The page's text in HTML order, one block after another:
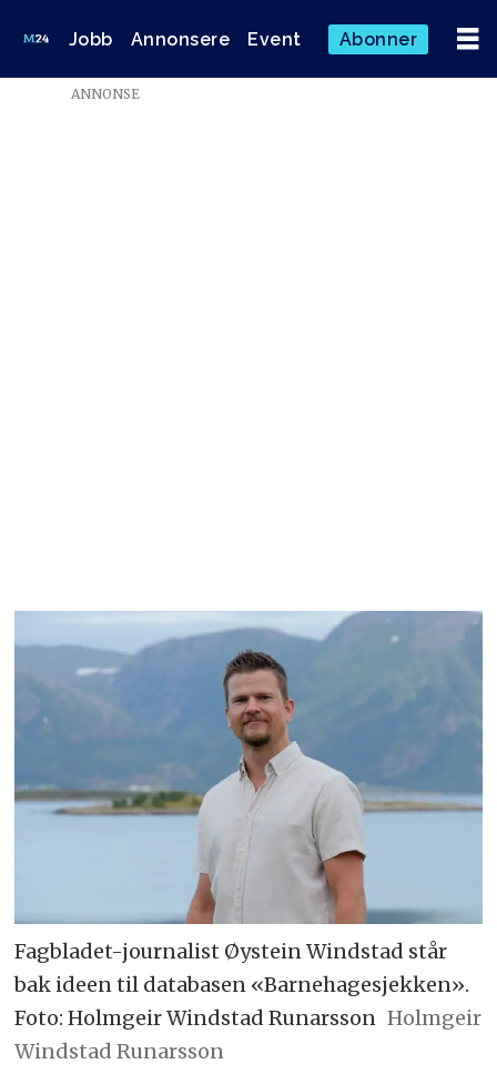
Jobb Annonsere Event Abonner
ANNONSE
Fagbladet-journalist Øystein Windstad står
bak ideen til databasen «Barnehagesjekken».
Foto: Holmgeir Windstad Runarsson Holmgeir
Windstad Runarsson